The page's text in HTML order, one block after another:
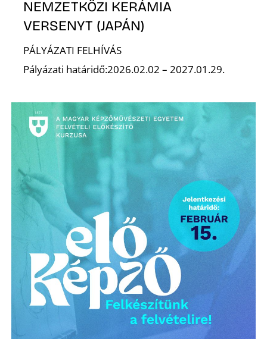
NEMZETKÖZI KERÁMIA
VERSENYT (JAPÁN)
PÁLYÁZATI FELHÍVÁS
Pályázati határidő:2026.02.02 – 2027.01.29.